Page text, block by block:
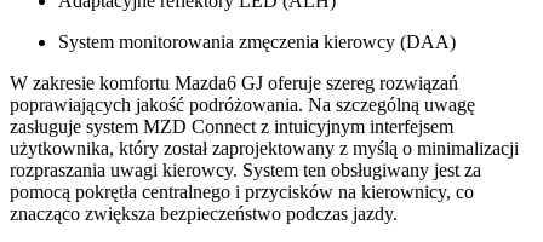
System monitorowania zmęczenia kierowcy (DAA)
W zakresie komfortu Mazda6 GJ oferuje szereg rozwiązań
poprawiających jakość podróżowania. Na szczególną uwagę
zasługuje system MZD Connect z intuicyjnym interfejsem
użytkownika, który został zaprojektowany z myślą o minimalizacji
rozpraszania uwagi kierowcy. System ten obsługiwany jest za
pomocą pokrętła centralnego i przycisków na kierownicy, co
znacząco zwiększa bezpieczeństwo podczas jazdy.